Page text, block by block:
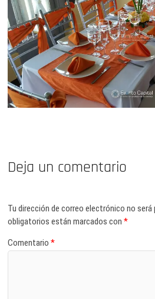
Deja un comentario
Tu dirección de correo electrónico no será
obligatorios están marcados con*
Comentario*